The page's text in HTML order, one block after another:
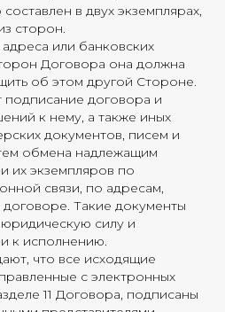
в двух экземплярах,
сторон.
или банковских
Договора она должна
об этом другой Стороне.
договора и
к нему, а также иных
документов, писем и
обмена надлежащим
их экземпляров по
связи, по адресам,
Такие документы
силу и
к исполнению.
что все исходящие
с электронных
11 Договора, подписаны